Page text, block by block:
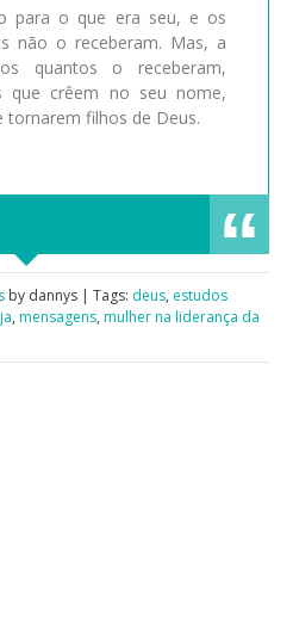
para o que era seu, e os
não o receberam. Mas, a
quantos o receberam,
que crêem no seu nome,
tornarem filhos de Deus.
by dannys | Tags: deus, estudos
, mensagens, mulher na liderança da